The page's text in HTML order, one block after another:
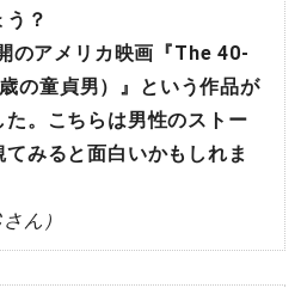
？
のアメリカ映画『The 40-
の童貞男）』という作品が
。こちらは男性のストー
みると面白いかもしれま
ん）